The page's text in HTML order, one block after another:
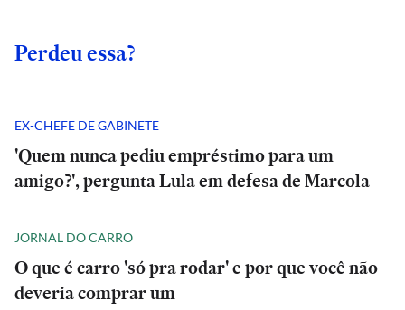
Perdeu essa?
EX-CHEFE DE GABINETE
'Quem nunca pediu empréstimo para um
amigo?', pergunta Lula em defesa de Marcola
JORNAL DO CARRO
O que é carro 'só pra rodar' e por que você não
deveria comprar um